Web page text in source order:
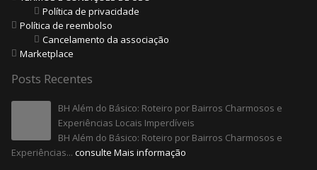
Política de privacidade
Política de reembolso
Cancelamento da associação
Marketplace
Posts Recentes
BH Além do Básico: Roteiro por Bairros Charmosos e
Experiências Locais Imperdíveis
BH Além do Básico: Roteiro por Bairros Charmosos e
Experiências... consulte Mais informação